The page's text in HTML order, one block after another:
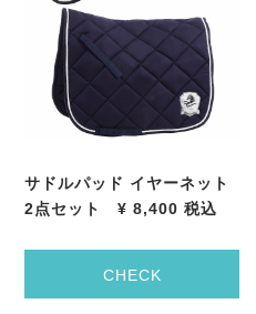
サドルパッド イヤーネット
2点セット¥ 8,400税込
CHECK